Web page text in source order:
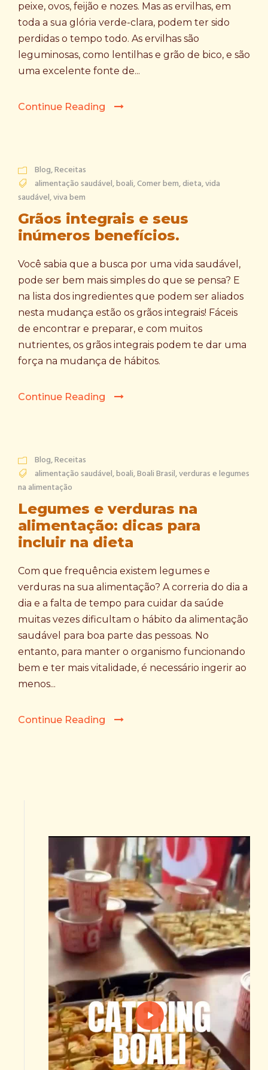
peixe, ovos, feijão e nozes. Mas as ervilhas, em
toda a sua glória verde-clara, podem ter sido
perdidas o tempo todo. As ervilhas são
leguminosas, como lentilhas e grão de bico, e são
uma excelente fonte de...
Continue Reading
Blog,Receitas
alimentação saudável,boali,Comer bem,dieta,vida
saudável,viva bem
Grãos integrais e seus
inúmeros benefícios.
Você sabia que a busca por uma vida saudável,
pode ser bem mais simples do que se pensa? E
na lista dos ingredientes que podem ser aliados
nesta mudança estão os grãos integrais! Fáceis
de encontrar e preparar, e com muitos
nutrientes, os grãos integrais podem te dar uma
força na mudança de hábitos.
Continue Reading
Blog,Receitas
alimentação saudável,boali,Boali Brasil,verduras e legumes
na alimentação
Legumes e verduras na
alimentação: dicas para
incluir na dieta
Com que frequência existem legumes e
verduras na sua alimentação? A correria do dia a
dia e a falta de tempo para cuidar da saúde
muitas vezes dificultam o hábito da alimentação
saudável para boa parte das pessoas. No
entanto, para manter o organismo funcionando
bem e ter mais vitalidade, é necessário ingerir ao
menos...
Continue Reading